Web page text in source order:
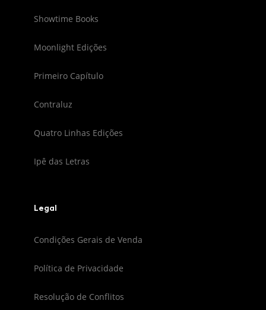
Showtime Books
Moonlight Edições
Primeiro Capítulo
Contraluz
Quatro Linhas Edições
Ipê das Letras
Legal
Condições Gerais de Venda
Política de Privacidade
Resolução de Conflitos